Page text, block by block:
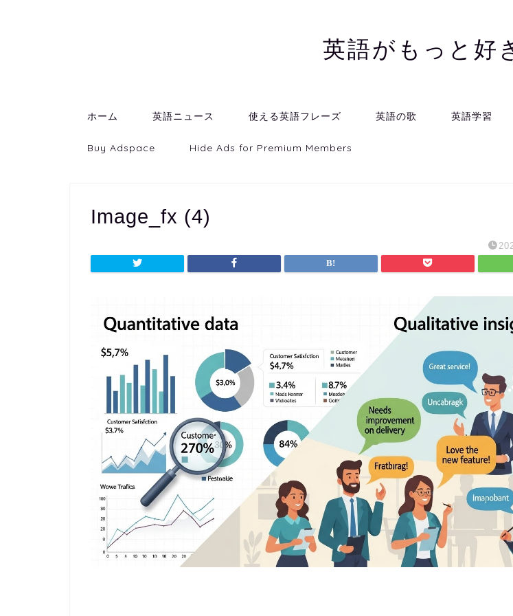
英語がもっと好
ホーム 英語ニュース 使える英語フレーズ 英語の歌 英語学習
Buy Adspace Hide Ads for Premium Members
Image_fx (4)